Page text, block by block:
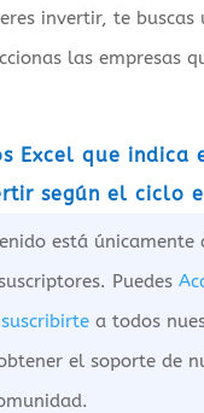
invertir, te buscas
las empresas
Excel que indica
según el ciclo
está únicamente
Puedes
suscribirtea todos
el soporte de